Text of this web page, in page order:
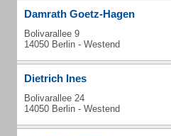
Damrath Goetz-Hagen
Bolivarallee 9
14050 Berlin - Westend
Dietrich Ines
Bolivarallee 24
14050 Berlin - Westend